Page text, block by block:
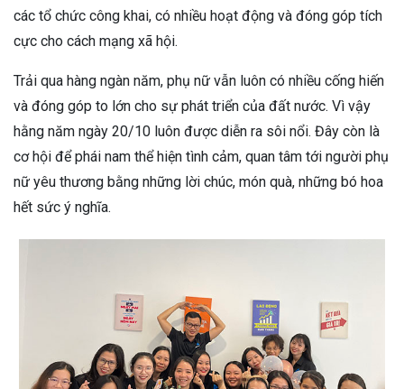
các tổ chức công khai, có nhiều hoạt động và đóng góp tích
cực cho cách mạng xã hội.
Trải qua hàng ngàn năm, phụ nữ vẫn luôn có nhiều cống hiến
và đóng góp to lớn cho sự phát triển của đất nước. Vì vậy
hằng năm ngày 20/10 luôn được diễn ra sôi nổi. Đây còn là
cơ hội để phái nam thể hiện tình cảm, quan tâm tới người phụ
nữ yêu thương bằng những lời chúc, món quà, những bó hoa
hết sức ý nghĩa.